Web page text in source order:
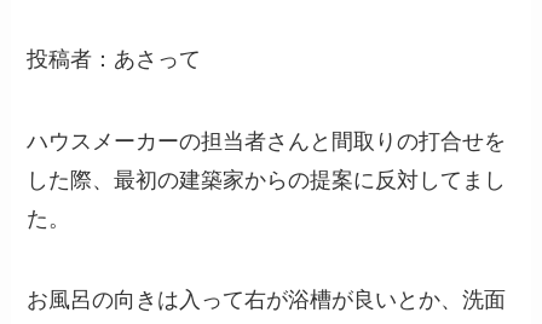
投稿者：あさって
ハウスメーカーの担当者さんと間取りの打合せを
した際、最初の建築家からの提案に反対してまし
た。
お風呂の向きは入って右が浴槽が良いとか、洗面